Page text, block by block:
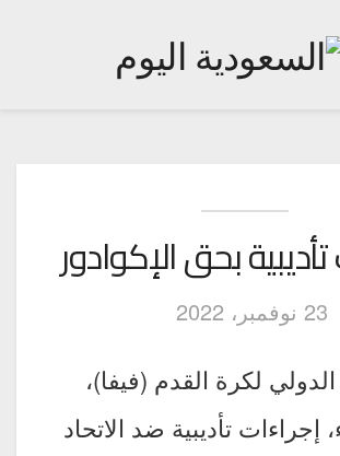
بحق الإكوادور
23 نوفمبر، 2022
الدولي لكرة القدم (فيفا)،
إجراءات تأديبية ضد الاتحاد